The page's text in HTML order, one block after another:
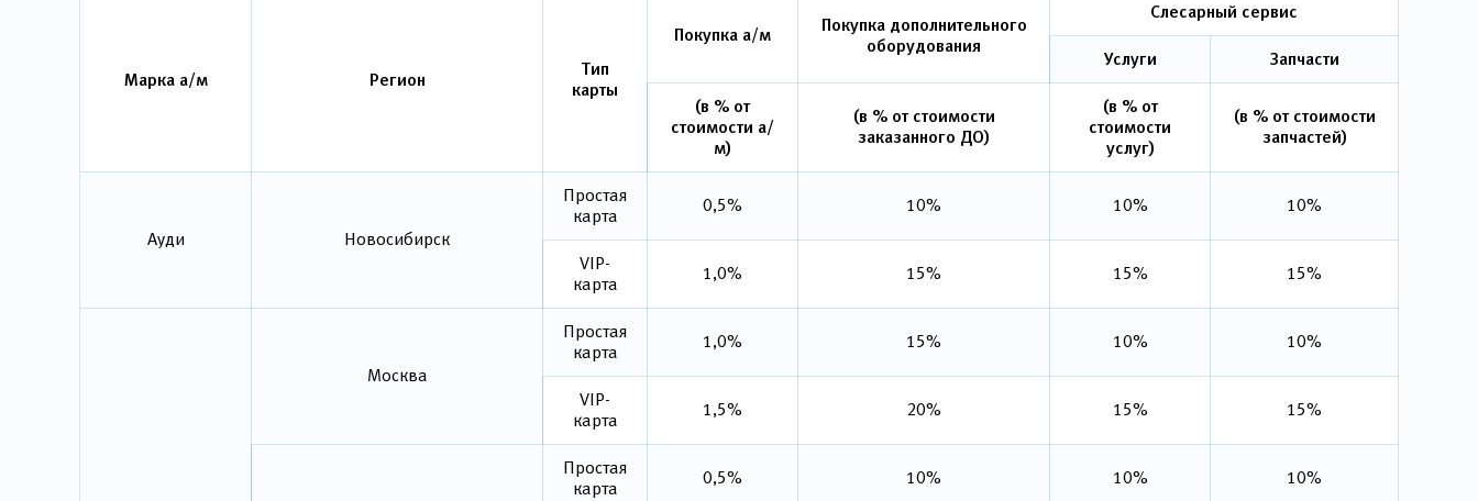
Марка а/м Регион
Тип
карты
Покупка а/м
Покупка дополнительного
оборудования
Слесарный сервис
Услуги Запчасти
(в % от
стоимости а/
м)
(в % от стоимости
заказанного ДО)
(в % от
стоимости
услуг)
(в % от стоимости
запчастей)
Ауди Новосибирск
Простая
карта
0,5% 10% 10% 10%
VIP-
карта
1,0% 15% 15% 15%
Москва
Простая
карта
1,0% 15% 10% 10%
VIP-
карта
1,5% 20% 15% 15%
Простая
карта
0,5% 10% 10% 10%